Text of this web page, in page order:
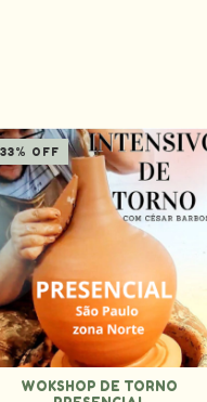
33% OFF
WOKSHOP DE TORNO